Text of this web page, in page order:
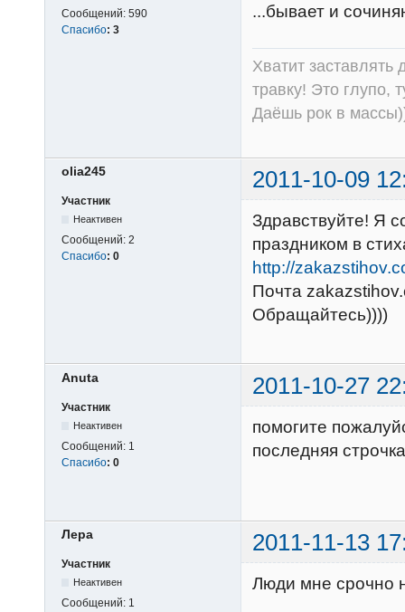
Сообщений: 590
Спасибо: 3
...бывает и
Хватит заставлять
травку! Это глупо,
Даёшь рок в
olia245 2011-10-09
Участник
Неактивен
Сообщений: 2
Спасибо: 0
Здравствуйте! Я
праздником в
http://
Почта
Обращайтесь))))
Anuta 2011-10-27
Участник
Неактивен
Сообщений: 1
Спасибо: 0
помогите
последняя
Лера 2011-11-13
Участник
Неактивен
Сообщений: 1
Люди мне срочно